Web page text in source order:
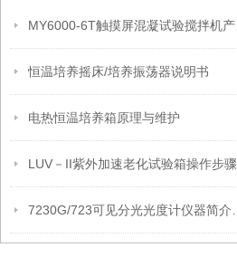
恒温培养摇床/培养振荡器说明书
电热恒温培养箱原理与维护
LUV－II紫外加速老化试验箱操作步骤